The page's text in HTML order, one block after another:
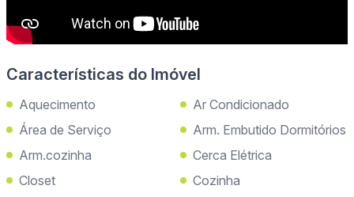
Características do Imóvel
Aquecimento
Ar Condicionado
Área de Serviço
Arm. Embutido Dormitórios
Arm.cozinha
Cerca Elétrica
Closet
Cozinha